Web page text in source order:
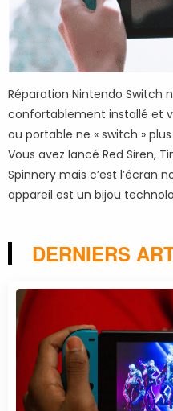
Réparation Nintendo Switch
confortablement installé et
ou portable ne « switch »
Vous avez lancé Red Siren,
Spinnery mais c’est l’écran
appareil est un bijou
DERNIERS